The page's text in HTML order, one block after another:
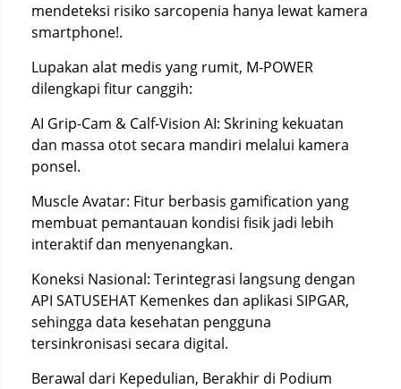
mendeteksi risiko sarcopenia hanya lewat kamera
smartphone!.
Lupakan alat medis yang rumit, M-POWER
dilengkapi fitur canggih:
AI Grip-Cam & Calf-Vision AI: Skrining kekuatan
dan massa otot secara mandiri melalui kamera
ponsel.
Muscle Avatar: Fitur berbasis gamification yang
membuat pemantauan kondisi fisik jadi lebih
interaktif dan menyenangkan.
Koneksi Nasional: Terintegrasi langsung dengan
API SATUSEHAT Kemenkes dan aplikasi SIPGAR,
sehingga data kesehatan pengguna
tersinkronisasi secara digital.
Berawal dari Kepedulian, Berakhir di Podium